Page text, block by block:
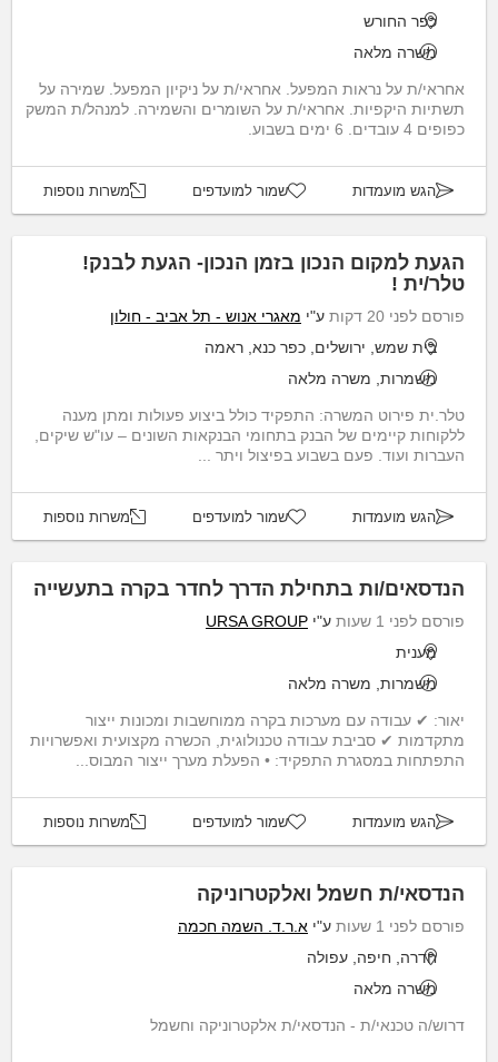
כפר החורש
משרה מלאה
אחראי/ת על נראות המפעל. אחראי/ת על ניקיון המפעל. שמירה על
תשתיות היקפיות. אחראי/ת על השומרים והשמירה. למנהל/ת המשק
כפופים 4 עובדים. 6 ימים בשבוע.
הגש מועמדות שמור למועדפים משרות נוספות
הגעת למקום הנכון בזמן הנכון- הגעת לבנק!
טלר/ית !
פורסם לפני 20 דקות ע"י מאגרי אנוש - תל אביב - חולון
בית שמש, ירושלים, כפר כנא, ראמה
משמרות, משרה מלאה
טלר.ית פירוט המשרה: התפקיד כולל ביצוע פעולות ומתן מענה
ללקוחות קיימים של הבנק בתחומי הבנקאות השונים – עו"ש שיקים,
העברות ועוד. פעם בשבוע בפיצול ויתר ...
הגש מועמדות שמור למועדפים משרות נוספות
הנדסאים/ות בתחילת הדרך לחדר בקרה בתעשייה
פורסם לפני 1 שעות ע"י URSA GROUP
מענית
משמרות, משרה מלאה
יאור: ✔ עבודה עם מערכות בקרה ממוחשבות ומכונות ייצור
מתקדמות ✔ סביבת עבודה טכנולוגית, הכשרה מקצועית ואפשרויות
התפתחות במסגרת התפקיד: • הפעלת מערך ייצור המבוס...
הגש מועמדות שמור למועדפים משרות נוספות
הנדסאי/ת חשמל ואלקטרוניקה
פורסם לפני 1 שעות ע"י א.ר.ד. השמה חכמה
חדרה, חיפה, עפולה
משרה מלאה
דרוש/ה טכנאי/ת - הנדסאי/ת אלקטרוניקה וחשמל